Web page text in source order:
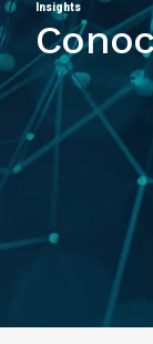
Insights